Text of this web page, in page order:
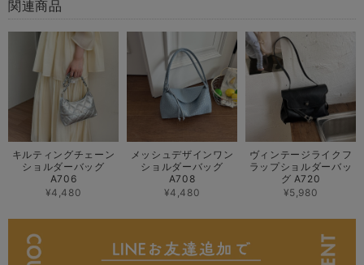
関連商品
キルティングチェーン
ショルダーバッグ
A706
¥4,480
メッシュデザインワン
ショルダーバッグ
A708
¥4,480
ヴィンテージライクフ
ラップショルダーバッ
グ A720
¥5,980